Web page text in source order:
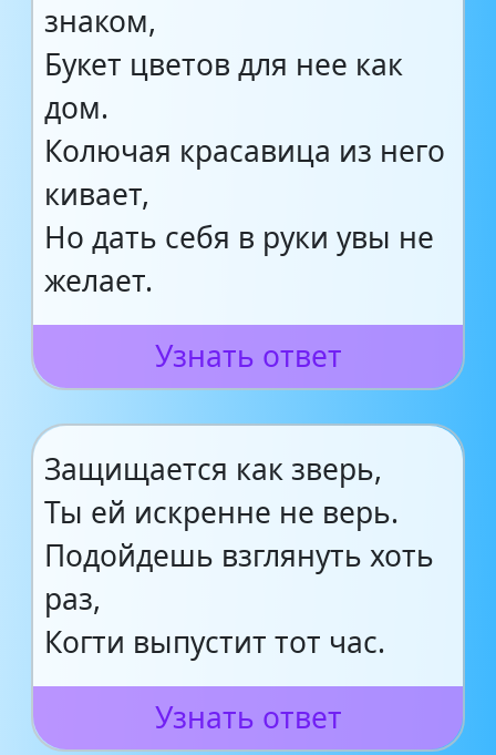
знаком,
Букет цветов для нее как
дом.
Колючая красавица из него
кивает,
Но дать себя в руки увы не
желает.
Узнать ответ
Защищается как зверь,
Ты ей искренне не верь.
Подойдешь взглянуть хоть
раз,
Когти выпустит тот час.
Узнать ответ